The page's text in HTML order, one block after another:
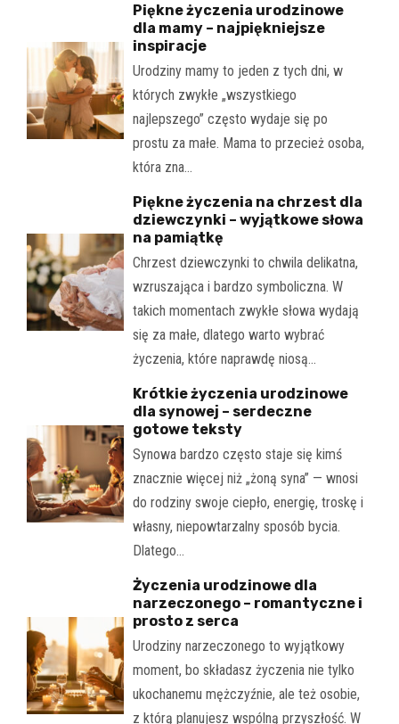
Piękne życzenia urodzinowe
dla mamy – najpiękniejsze
inspiracje
Urodziny mamy to jeden z tych dni, w
których zwykłe „wszystkiego
najlepszego” często wydaje się po
prostu za małe. Mama to przecież osoba,
która zna…
Piękne życzenia na chrzest dla
dziewczynki – wyjątkowe słowa
na pamiątkę
Chrzest dziewczynki to chwila delikatna,
wzruszająca i bardzo symboliczna. W
takich momentach zwykłe słowa wydają
się za małe, dlatego warto wybrać
życzenia, które naprawdę niosą…
Krótkie życzenia urodzinowe
dla synowej – serdeczne
gotowe teksty
Synowa bardzo często staje się kimś
znacznie więcej niż „żoną syna” — wnosi
do rodziny swoje ciepło, energię, troskę i
własny, niepowtarzalny sposób bycia.
Dlatego…
Życzenia urodzinowe dla
narzeczonego – romantyczne i
prosto z serca
Urodziny narzeczonego to wyjątkowy
moment, bo składasz życzenia nie tylko
ukochanemu mężczyźnie, ale też osobie,
z którą planujesz wspólną przyszłość. W